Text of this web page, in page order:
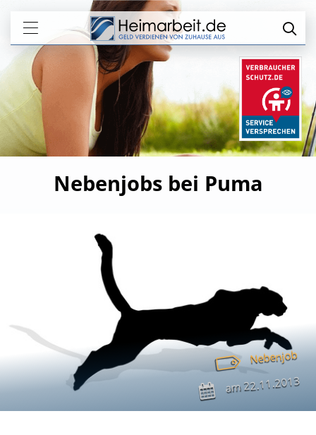
Nebenjobs bei Puma
Nebenjob
am22.11.2013